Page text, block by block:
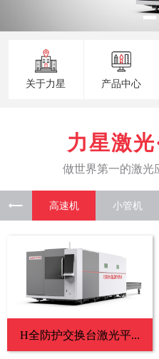
关于力星 产品中心
高速机 小管机
H全防护交换台激光平...